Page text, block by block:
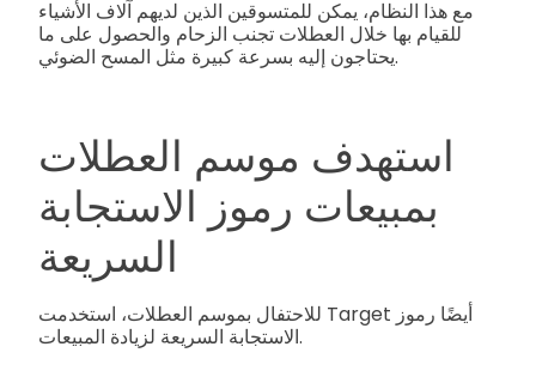
مع هذا النظام، يمكن للمتسوقين الذين لديهم آلاف الأشياء
للقيام بها خلال العطلات تجنب الزحام والحصول على ما
يحتاجون إليه بسرعة كبيرة مثل المسح الضوئي.
استهدف موسم العطلات
بمبيعات رموز الاستجابة
السريعة
للاحتفال بموسم العطلات، استخدمت Target أيضًا رموز
الاستجابة السريعة لزيادة المبيعات.